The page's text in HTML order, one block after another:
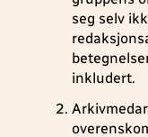
seg selv
inkludert.